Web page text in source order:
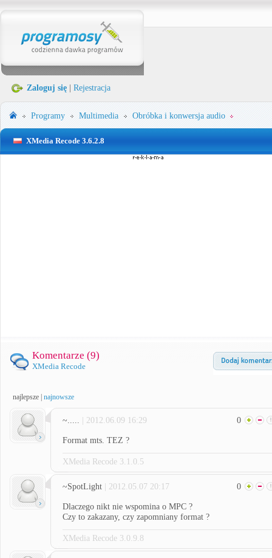
Zaloguj się Rejestracja
Programy Multimedia Obróbka i konwersja audio
XMedia Recode 3.6.2.8
Komentarze (9)
XMedia Recode
najlepsze najnowsze
~..... | 2012.06.09 16:29 0
Format mts. TEZ ?
XMedia Recode 3.1.0.5
~SpotLight | 2012.05.07 20:17 0
Dlaczego nikt nie wspomina o MPC ?
Czy to zakazany, czy zapomniany format ?
XMedia Recode 3.0.9.8